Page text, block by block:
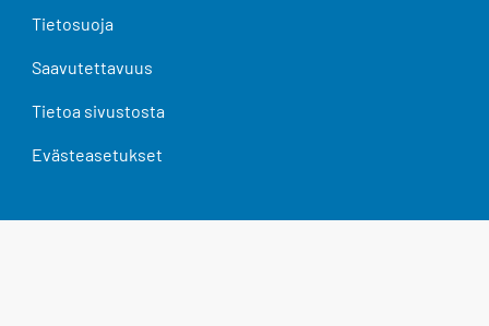
Tietosuoja
Saavutettavuus
Tietoa sivustosta
Evästeasetukset